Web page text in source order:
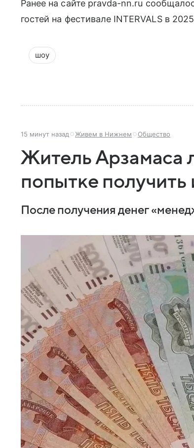
Ранее на сайте pravda-nn.ru
гостей на фестивале INTERVALS в
шоу
15 минут назад Живем в Нижнем Общество
Житель Арзамаса
попытке получить
После получения денег